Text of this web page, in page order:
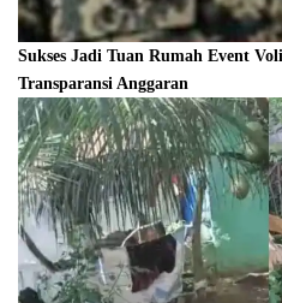
Sukses Jadi Tuan Rumah Event
Transparansi Anggaran